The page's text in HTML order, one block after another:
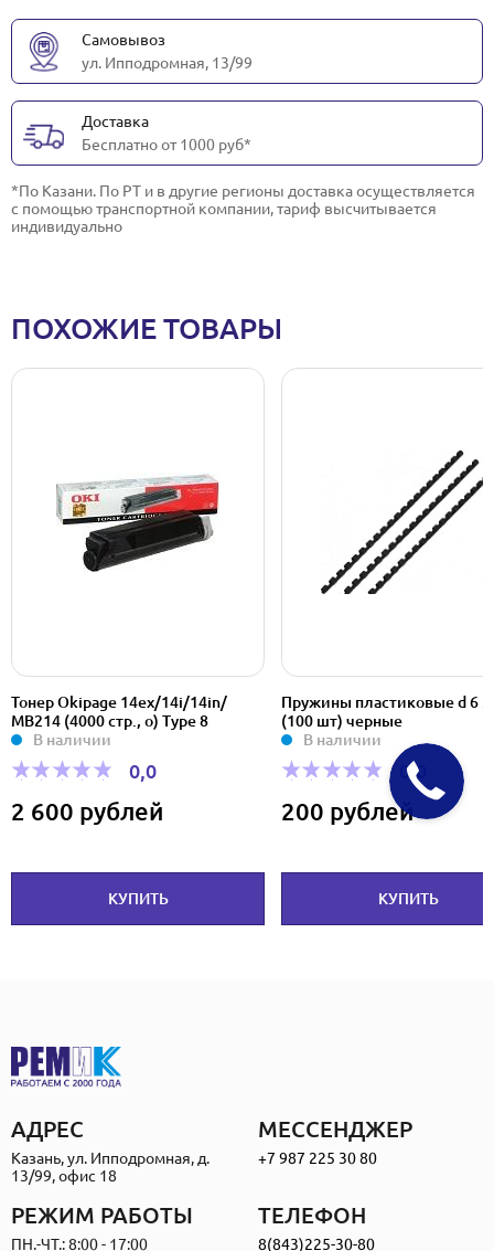
Самовывоз
ул. Ипподромная, 13/99
Доставка
Бесплатно от 1000 руб*
*По Казани. По РТ и в другие регионы доставка осуществляется
с помощью транспортной компании, тариф высчитывается
индивидуально
ПОХОЖИЕ ТОВАРЫ
Тонер Okipage 14ex/14i/14in/
МВ214 (4000 стр., о) Type 8
В наличии
0,0
2 600 рублей
КУПИТЬ
Пружины пластиковые d 6
(100 шт) черные
В наличии
0,0
200 рублей
КУПИТЬ
АДРЕС
Казань, ул. Ипподромная, д.
13/99, офис 18
МЕССЕНДЖЕР
+7 987 225 30 80
РЕЖИМ РАБОТЫ
ПН.-ЧТ.: 8:00 - 17:00
ТЕЛЕФОН
8(843)225-30-80